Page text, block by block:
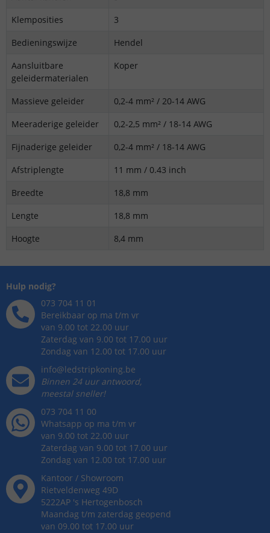
Klemposities
3
Bedieningswijze
Hendel
Aansluitbare
geleidermaterialen
Koper
Massieve geleider
0,2-4 mm² / 20-14 AWG
Meeraderige geleider
0,2-2,5 mm² / 18-14 AWG
Fijnaderige geleider
0,2-4 mm² / 18-14 AWG
Afstriplengte
11 mm / 0.43 inch
Breedte
18,8 mm
Lengte
18,8 mm
Hoogte
8,4 mm
Hulp nodig?
073 704 11 01
Bereikbaar op ma t/m vr
van 9.00 tot 22.00 uur
Zaterdag van 9.00 tot 17.00 uur
Zondag van 12.00 tot 17.00 uur
info@ledstripkoning.be
Binnen 24 uur antwoord,
meestal sneller!
073 704 11 00
Whatsapp op ma t/m vr
van 9.00 tot 22.00 uur
Zaterdag van 9.00 tot 17.00 uur
Zondag van 12.00 tot 17.00 uur
Kantoor / Showroom
Rietveldenweg 49D
5222AP 's Hertogenbosch
Maandag t/m zaterdag geopend
van 09.00 tot 17.00 uur